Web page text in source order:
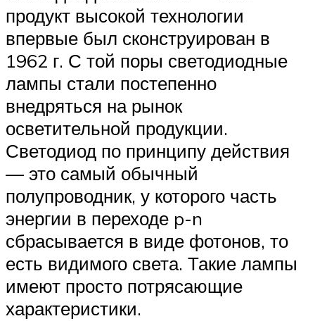
продукт высокой технологии
впервые был сконструирован в
1962 г. С той поры светодиодные
лампы стали постепенно
внедряться на рынок
осветительной продукции.
Светодиод по принципу действия
— это самый обычный
полупроводник, у которого часть
энергии в переходе p-n
сбрасывается в виде фотонов, то
есть видимого света. Такие лампы
имеют просто потрясающие
характеристики.